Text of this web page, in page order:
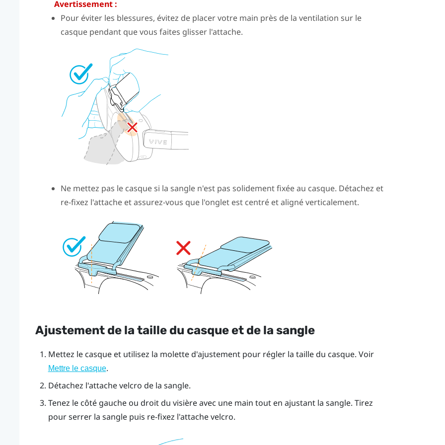
Avertissement :
Pour éviter les blessures, évitez de placer votre main près de la ventilation sur le
casque pendant que vous faites glisser l'attache.
Ne mettez pas le casque si la sangle n'est pas solidement fixée au casque. Détachez et
re-fixez l'attache et assurez-vous que l'onglet est centré et aligné verticalement.
Ajustement de la taille du casque et de la sangle
Mettez le casque et utilisez la molette d'ajustement pour régler la taille du casque. Voir
Mettre le casque.
Détachez l'attache velcro de la sangle.
Tenez le côté gauche ou droit du visière avec une main tout en ajustant la sangle. Tirez
pour serrer la sangle puis re-fixez l'attache velcro.